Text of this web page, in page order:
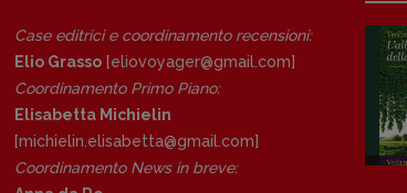
Coordinamento Fumetti:
Fabio Malagnini
[fabio.malagnini@gmail.
Coordinamento Pulp for
social media:
Valentina Marcoli
Case editrici e coordinamento recensioni:
Elio Grasso [eliovoyager@gmail.com]
Coordinamento Primo Piano:
Elisabetta Michielin
[michielin.elisabetta@gmail.com]
Coordinamento News in breve: